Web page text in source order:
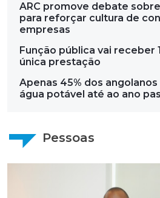
ARC promove debate
para reforçar cultura de
empresas
Função pública vai receber
única prestação
Apenas 45% dos
água potável até ao ano
Pessoas